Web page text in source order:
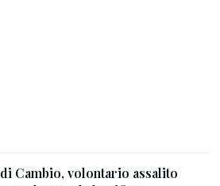
Cambio, volontario assalito